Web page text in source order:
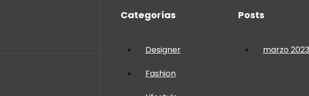
Categorías
Designer
Fashion
Posts
marzo 2023